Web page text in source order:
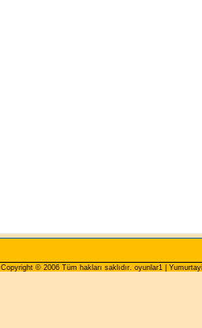
Copyright © 2006 Tüm hakları saklıdır. oyunlar1 |